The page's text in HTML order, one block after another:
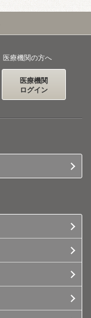
医療機関の方へ
医療機関
ログイン